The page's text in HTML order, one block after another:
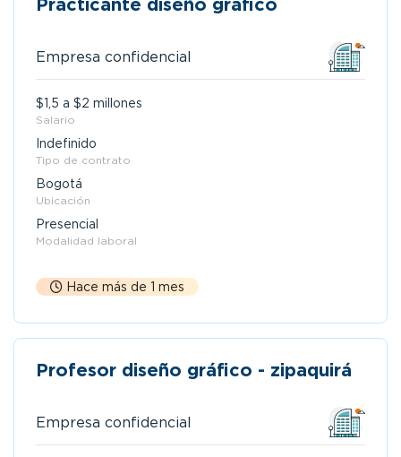
Practicante diseño grafico
Empresa confidencial
$1,5 a $2 millones
Salario
Indefinido
Tipo de contrato
Bogotá
Ubicación
Presencial
Modalidad laboral
Hace más de 1 mes
Profesor diseño gráfico - zipaquirá
Empresa confidencial